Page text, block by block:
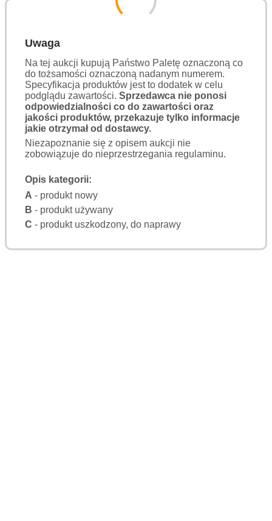
Uwaga
Na tej aukcji kupują Państwo Paletę oznaczoną co
do tożsamości oznaczoną nadanym numerem.
Specyfikacja produktów jest to dodatek w celu
podglądu zawartości. Sprzedawca nie ponosi
odpowiedzialności co do zawartości oraz
jakości produktów, przekazuje tylko informacje
jakie otrzymał od dostawcy.
Niezapoznanie się z opisem aukcji nie
zobowiązuje do nieprzestrzegania regulaminu.
Opis kategorii:
A - produkt nowy
B - produkt używany
C - produkt uszkodzony, do naprawy